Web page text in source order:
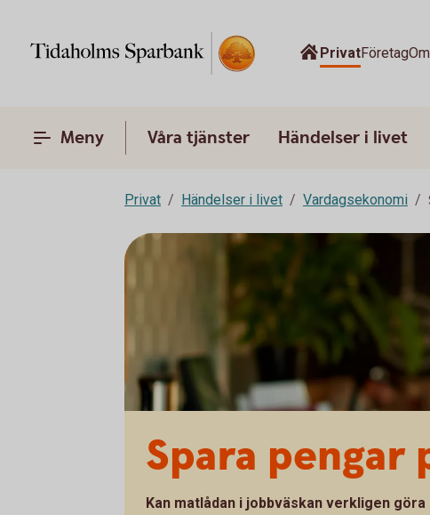
PrivatFöretag
Meny Våra tjänster Händelser i livet
Privat Händelser i livet Vardagsekonomi
Spara pengar
Kan matlådan i jobbväskan verkligen